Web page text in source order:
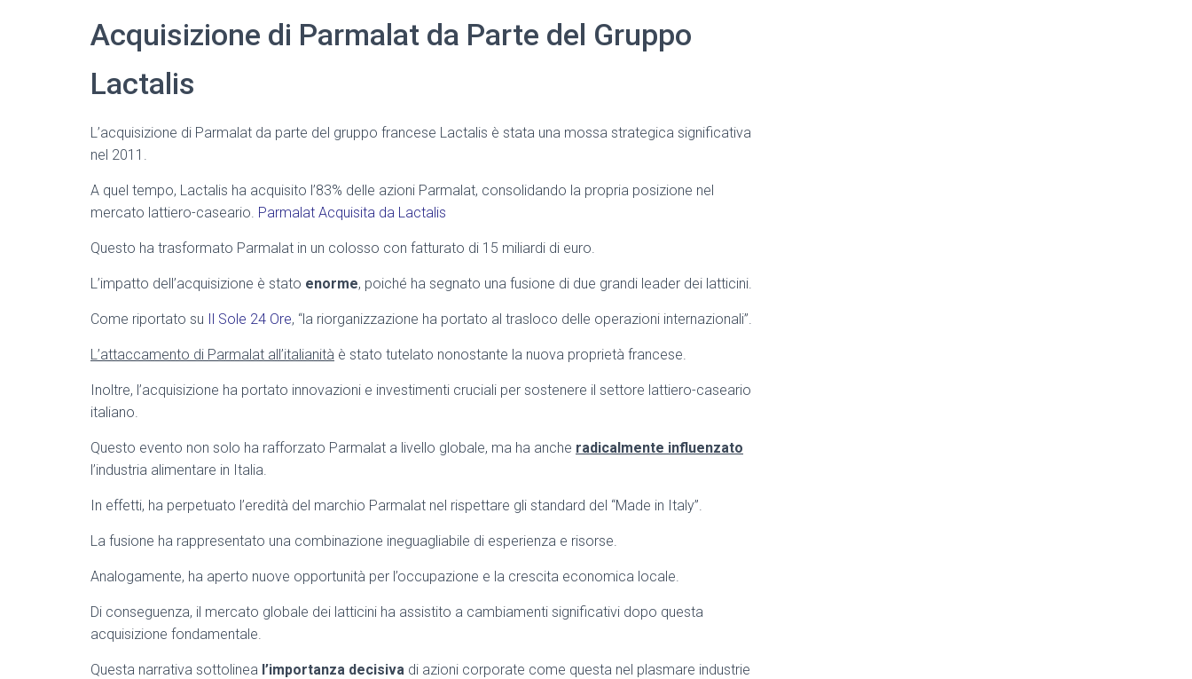
Acquisizione di Parmalat da Parte del Gruppo
Lactalis
L’acquisizione di Parmalat da parte del gruppo francese Lactalis è stata una mossa strategica significativa
nel 2011.
A quel tempo, Lactalis ha acquisito l’83% delle azioni Parmalat, consolidando la propria posizione nel
mercato lattiero-caseario. Parmalat Acquisita da Lactalis
Questo ha trasformato Parmalat in un colosso con fatturato di 15 miliardi di euro.
L’impatto dell’acquisizione è stato enorme, poiché ha segnato una fusione di due grandi leader dei latticini.
Come riportato su Il Sole 24 Ore, “la riorganizzazione ha portato al trasloco delle operazioni internazionali”.
L’attaccamento di Parmalat all’italianità è stato tutelato nonostante la nuova proprietà francese.
Inoltre, l’acquisizione ha portato innovazioni e investimenti cruciali per sostenere il settore lattiero-caseario
italiano.
Questo evento non solo ha rafforzato Parmalat a livello globale, ma ha anche radicalmente influenzato
l’industria alimentare in Italia.
In effetti, ha perpetuato l’eredità del marchio Parmalat nel rispettare gli standard del “Made in Italy”.
La fusione ha rappresentato una combinazione ineguagliabile di esperienza e risorse.
Analogamente, ha aperto nuove opportunità per l’occupazione e la crescita economica locale.
Di conseguenza, il mercato globale dei latticini ha assistito a cambiamenti significativi dopo questa
acquisizione fondamentale.
Questa narrativa sottolinea l’importanza decisiva di azioni corporate come questa nel plasmare industrie